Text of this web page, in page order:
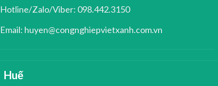
Hotline/Zalo/Viber: 098.442.3150
Email: huyen@congnghiepvietxanh.com.vn
Huế